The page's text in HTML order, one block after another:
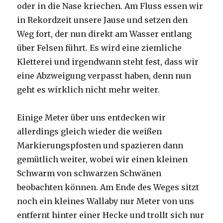
oder in die Nase kriechen. Am Fluss essen wir
in Rekordzeit unsere Jause und setzen den
Weg fort, der nun direkt am Wasser entlang
über Felsen führt. Es wird eine ziemliche
Kletterei und irgendwann steht fest, dass wir
eine Abzweigung verpasst haben, denn nun
geht es wirklich nicht mehr weiter.
Einige Meter über uns entdecken wir
allerdings gleich wieder die weißen
Markierungspfosten und spazieren dann
gemütlich weiter, wobei wir einen kleinen
Schwarm von schwarzen Schwänen
beobachten können. Am Ende des Weges sitzt
noch ein kleines Wallaby nur Meter von uns
entfernt hinter einer Hecke und trollt sich nur